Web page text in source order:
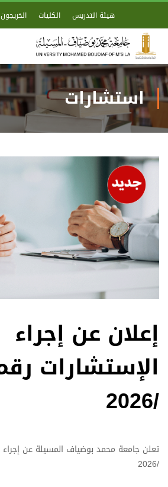
هيئة التدريس الكليات الخريجون
استشارات
إعلان عن إجراء
/2026
/2026